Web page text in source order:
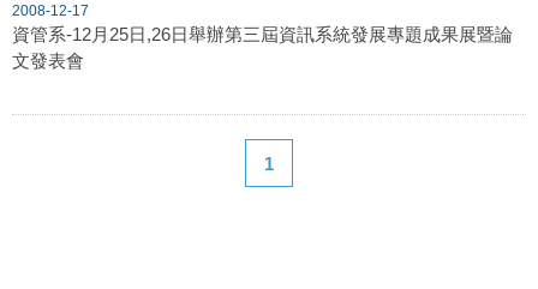
2008-12-17
資管系-12月25日,26日舉辦第三屆資訊系統發展專題成果展暨論
文發表會
1